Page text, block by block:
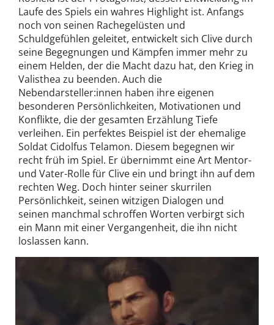
Laufe des Spiels ein wahres Highlight ist. Anfangs
noch von seinen Rachegelüsten und
Schuldgefühlen geleitet, entwickelt sich Clive durch
seine Begegnungen und Kämpfen immer mehr zu
einem Helden, der die Macht dazu hat, den Krieg in
Valisthea zu beenden. Auch die
Nebendarsteller:innen haben ihre eigenen
besonderen Persönlichkeiten, Motivationen und
Konflikte, die der gesamten Erzählung Tiefe
verleihen. Ein perfektes Beispiel ist der ehemalige
Soldat Cidolfus Telamon. Diesem begegnen wir
recht früh im Spiel. Er übernimmt eine Art Mentor-
und Vater-Rolle für Clive ein und bringt ihn auf dem
rechten Weg. Doch hinter seiner skurrilen
Persönlichkeit, seinen witzigen Dialogen und
seinen manchmal schroffen Worten verbirgt sich
ein Mann mit einer Vergangenheit, die ihn nicht
loslassen kann.